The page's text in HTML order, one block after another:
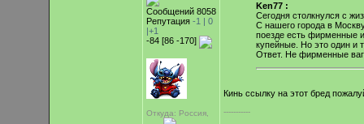
Сообщений 8058
Репутация -1 | 0
|+1
-84 [86 -170]
Откуда: Россия,
Ken77 :
Сегодня столкнулся с
С нашего города в
поезде есть фирменные
купейные. Но это один и
Ответ. Не фирменные
Кинь ссылку на этот бред
-----------